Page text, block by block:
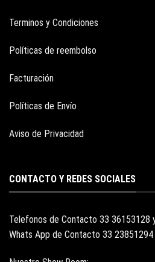
Terminos y Condiciones
Políticas de reembolso
Facturación
Políticas de Envío
Aviso de Privacidad
CONTACTO Y REDES SOCIALES
Telefonos de Contacto 33 36153128
Whats App de Contacto 33 23851294